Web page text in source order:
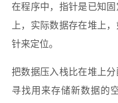
在程序中，指针是已知
上，实际数据存在堆上
针来定位。
把数据压入栈比在堆上
寻找用来存储新数据的